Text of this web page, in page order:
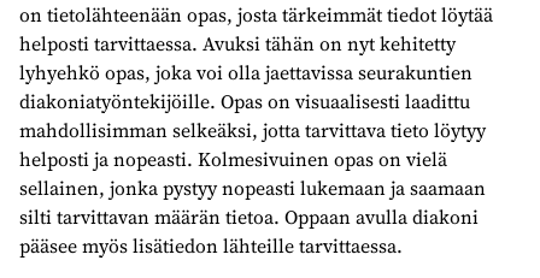
on tietolähteenään opas, josta tärkeimmät tiedot löytää
helposti tarvittaessa. Avuksi tähän on nyt kehitetty
lyhyehkö opas, joka voi olla jaettavissa seurakuntien
diakoniatyöntekijöille. Opas on visuaalisesti laadittu
mahdollisimman selkeäksi, jotta tarvittava tieto löytyy
helposti ja nopeasti. Kolmesivuinen opas on vielä
sellainen, jonka pystyy nopeasti lukemaan ja saamaan
silti tarvittavan määrän tietoa. Oppaan avulla diakoni
pääsee myös lisätiedon lähteille tarvittaessa.